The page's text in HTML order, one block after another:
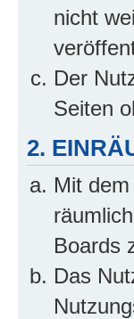
nicht
Der
Seiten
2.
Mit
Boards
Das